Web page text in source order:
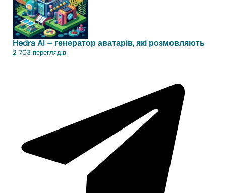
Hedra AI – генератор аватарів, які розмовляють
2 703 переглядів